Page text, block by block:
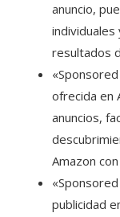
anuncio,
individuales
resultados
ofrecida en
anuncios,
Amazon
publicidad